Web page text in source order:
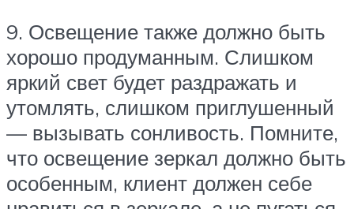
9. Освещение также должно быть
хорошо продуманным. Слишком
яркий свет будет раздражать и
утомлять, слишком приглушенный
— вызывать сонливость. Помните,
что освещение зеркал должно быть
особенным, клиент должен себе